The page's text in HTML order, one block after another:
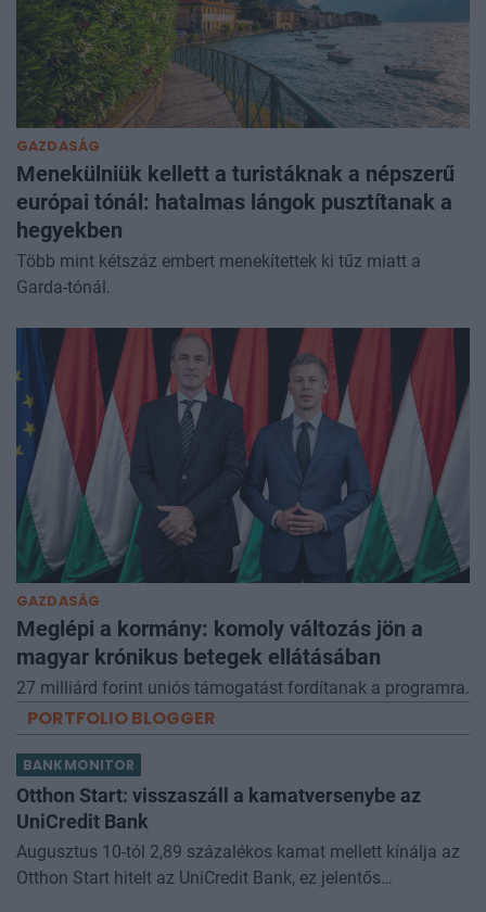
GAZDASÁG
Menekülniük kellett a turistáknak a népszerű
európai tónál: hatalmas lángok pusztítanak a
hegyekben
Több mint kétszáz embert menekítettek ki tűz miatt a
Garda-tónál.
GAZDASÁG
Meglépi a kormány: komoly változás jön a
magyar krónikus betegek ellátásában
27 milliárd forint uniós támogatást fordítanak a programra.
PORTFOLIO BLOGGER
BANKMONITOR
Otthon Start: visszaszáll a kamatversenybe az
UniCredit Bank
Augusztus 10-tól 2,89 százalékos kamat mellett kínálja az
Otthon Start hitelt az UniCredit Bank, ez jelentős